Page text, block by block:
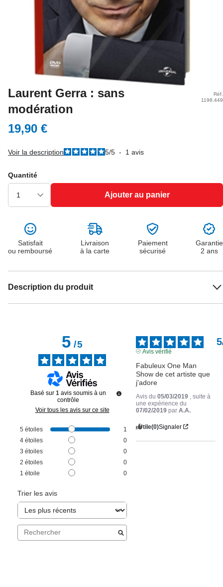
Laurent Gerra : sans
modération
Réf.
1198.449
19,90 €
Voir la description 5/5 - 1 avis
Quantité
Ajouter au panier
Satisfait
ou remboursé
Livraison
à la carte
Paiement
sécurisé
Garantie
2 ans
Description du produit
5/5
Basé sur 1 avis soumis à un
contrôle
Voir tous les avis sur ce site
5 étoiles
1
4 étoiles
0
3 étoiles
0
2 étoiles
0
1 étoile 0
Trier les avis
5
Avis vérifié
Fabuleux One Man
Show de cet artiste que
j'adore
Avis du05/03/2019
, suite à
une expérience du
07/02/2019 parA.A.
Utile(0)Signaler